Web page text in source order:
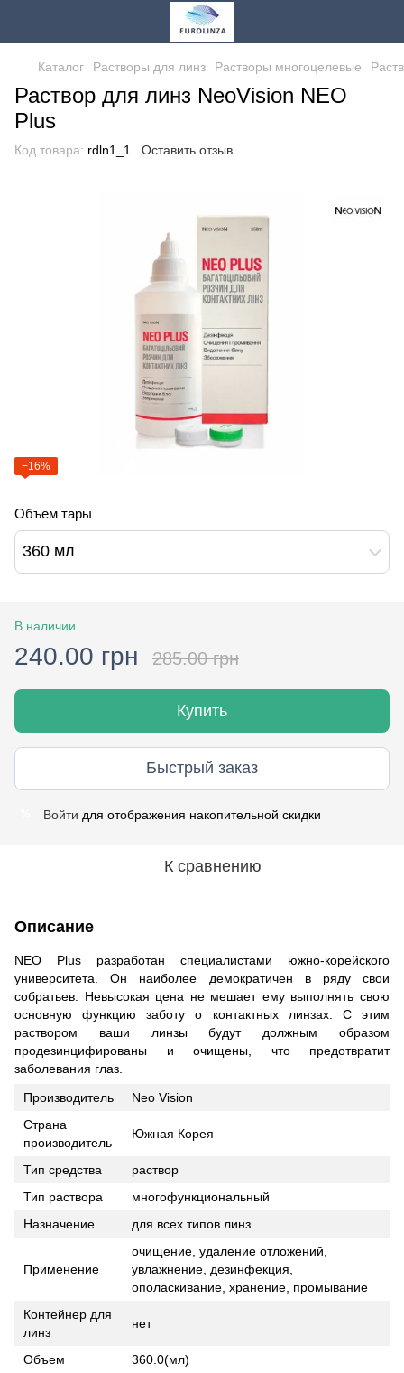
Каталог Растворы для линз Растворы многоцелевые
Раствор для линз NeoVision NEO
Plus
Код товара: rdln1_1 Оставить отзыв
−16%
Объем тары
360 мл
В наличии
240.00 грн 285.00 грн
Купить
Быстрый заказ
Войти для отображения накопительной скидки
К сравнению
Описание
NEO Plus разработан специалистами южно-корейского
университета. Он наиболее демократичен в ряду свои
собратьев. Невысокая цена не мешает ему выполнять свою
основную функцию заботу о контактных линзах. С этим
раствором ваши линзы будут должным образом
продезинцифированы и очищены, что предотвратит
заболевания глаз.
Производитель
Neo Vision
Страна
производитель
Южная Корея
Тип средства
раствор
Тип раствора
многофункциональный
Назначение
для всех типов линз
Применение
очищение, удаление отложений,
увлажнение, дезинфекция,
ополаскивание, хранение, промывание
Контейнер для
линз
нет
Объем 360.0(мл)